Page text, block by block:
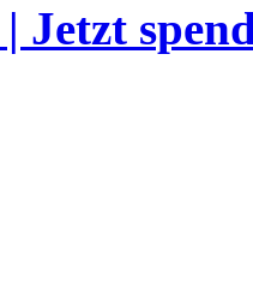
Jetzt